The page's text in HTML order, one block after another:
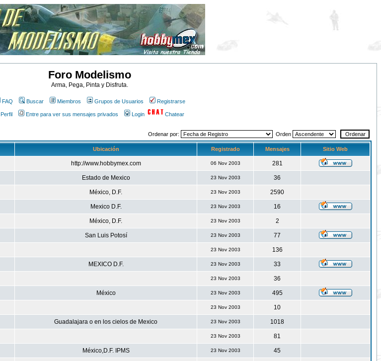
Foro Modelismo
Arma, Pega, Pinta y Disfruta.
FAQ Buscar Miembros Grupos de Usuarios Registrarse
Perfil Entre para ver sus mensajes privados Login Chatear
Ordenar por: Orden
Ubicación Registrado Mensajes Sitio Web
http://www.hobbymex.com 06 Nov 2003 281
Estado de Mexico 23 Nov 2003 36
México, D.F. 23 Nov 2003 2590
Mexico D.F. 23 Nov 2003 16
México, D.F. 23 Nov 2003 2
San Luis Potosí 23 Nov 2003 77
23 Nov 2003 136
MEXICO D.F. 23 Nov 2003 33
23 Nov 2003 36
México 23 Nov 2003 495
23 Nov 2003 10
Guadalajara o en los cielos de Mexico 23 Nov 2003 1018
23 Nov 2003 81
México,D.F. IPMS 23 Nov 2003 45